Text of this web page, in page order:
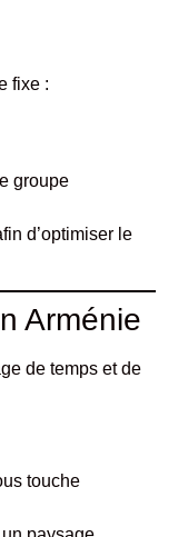
fixe :
groupe
d’optimiser le
Arménie
de temps et de
touche